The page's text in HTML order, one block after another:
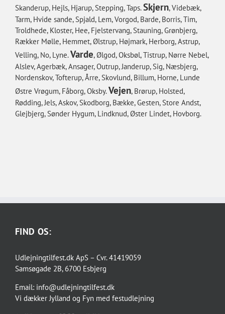
Skanderup, Hejls, Hjarup, Stepping, Taps.Skjern, Videbæk,
Tarm, Hvide sande, Spjald, Lem, Vorgod, Barde, Borris, Tim,
Troldhede, Kloster, Hee, Fjelstervang, Stauning, Grønbjerg,
Rækker Mølle, Hemmet, Ølstrup, Højmark, Herborg, Astrup,
Velling, No, Lyne.Varde, Ølgod, Oksbøl, Tistrup, Nørre Nebel,
Alslev, Agerbæk, Ansager, Outrup, Janderup, Sig, Næsbjerg,
Nordenskov, Tofterup, Årre, Skovlund, Billum, Horne, Lunde
Østre Vrøgum, Fåborg, Oksby.Vejen, Brørup, Holsted,
Rødding, Jels, Askov, Skodborg, Bække, Gesten, Store Andst,
Glejbjerg, Sønder Hygum, Lindknud, Øster Lindet, Hovborg.
FIND OS:
Udlejningtilfest.dk ApS – Cvr. 41419059
Samsøgade 2B, 6700 Esbjerg
Email: info@udlejningtilfest.dk
Vi dækkerJylland og Fyn med festudlejning